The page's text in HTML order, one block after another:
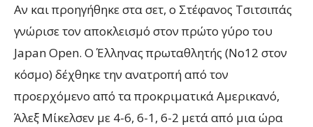
Αν και προηγήθηκε στα σετ, ο Στέφανος Τσιτσιπάς
γνώρισε τον αποκλεισμό στον πρώτο γύρο του
Japan Open. Ο Έλληνας πρωταθλητής (Νο12 στον
κόσμο) δέχθηκε την ανατροπή από τον
προερχόμενο από τα προκριματικά Αμερικανό,
Άλεξ Μίκελσεν με 4-6, 6-1, 6-2 μετά από μια ώρα